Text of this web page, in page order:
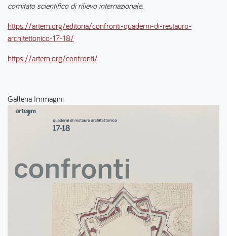
comitato scientifico di rilievo internazionale.
https://artem.org/editoria/confronti-quaderni-di-restauro-
architettonico-17-18/
https://artem.org/confronti/
Galleria Immagini